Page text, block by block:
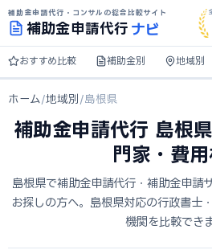
補助金申請代行・コンサルの総合比較サイト
補助金申請代行 ナビ
おすすめ比較 補助金別 地域別
ホーム /地域別 /島根県
補助金申請代行 島根
門家・費
島根県で補助金申請代行・補助金申請
お探しの方へ。島根県対応の行政書士
機関を比較できま